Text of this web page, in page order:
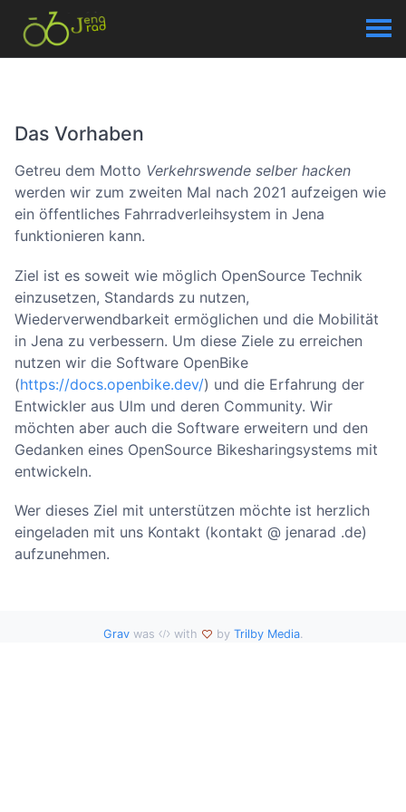
Das Vorhaben
Getreu dem Motto Verkehrswende selber hacken
werden wir zum zweiten Mal nach 2021 aufzeigen wie
ein öffentliches Fahrradverleihsystem in Jena
funktionieren kann.
Ziel ist es soweit wie möglich OpenSource Technik
einzusetzen, Standards zu nutzen,
Wiederverwendbarkeit ermöglichen und die Mobilität
in Jena zu verbessern. Um diese Ziele zu erreichen
nutzen wir die Software OpenBike
(https://docs.openbike.dev/) und die Erfahrung der
Entwickler aus Ulm und deren Community. Wir
möchten aber auch die Software erweitern und den
Gedanken eines OpenSource Bikesharingsystems mit
entwickeln.
Wer dieses Ziel mit unterstützen möchte ist herzlich
eingeladen mit uns Kontakt (kontakt @ jenarad .de)
aufzunehmen.
Gravwas with by Trilby Media.